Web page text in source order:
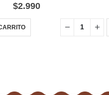
$2.990